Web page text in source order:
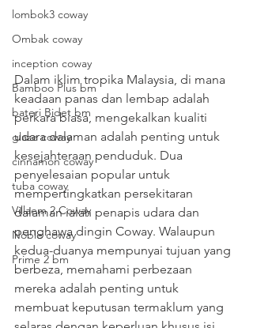
lombok3 coway
Ombak coway
inception coway
Bamboo Plus bm
bateri Bidet bm
glaze coway
cinnamon coway
tuba coway
Villaem 2 Coway
Noble coway
Prime 2 bm
Dalam iklim tropika Malaysia, di mana
keadaan panas dan lembap adalah
perkara biasa, mengekalkan kualiti
udara dalaman adalah penting untuk
kesejahteraan penduduk. Dua
penyelesaian popular untuk
mempertingkatkan persekitaran
dalaman ialah penapis udara dan
penghawa dingin Coway. Walaupun
kedua-duanya mempunyai tujuan yang
berbeza, memahami perbezaan
mereka adalah penting untuk
membuat keputusan termaklum yang